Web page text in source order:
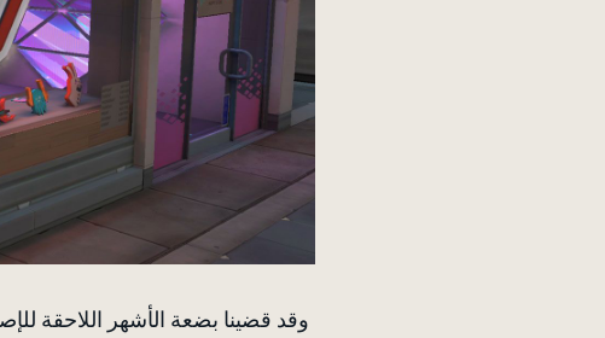
وقد قضينا بضعة الأشهر اللاحقة